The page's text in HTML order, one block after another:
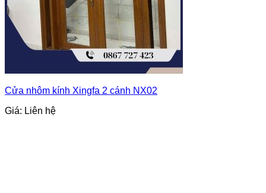
Cửa nhôm kính Xingfa 2 cánh NX02
Giá: Liên hệ